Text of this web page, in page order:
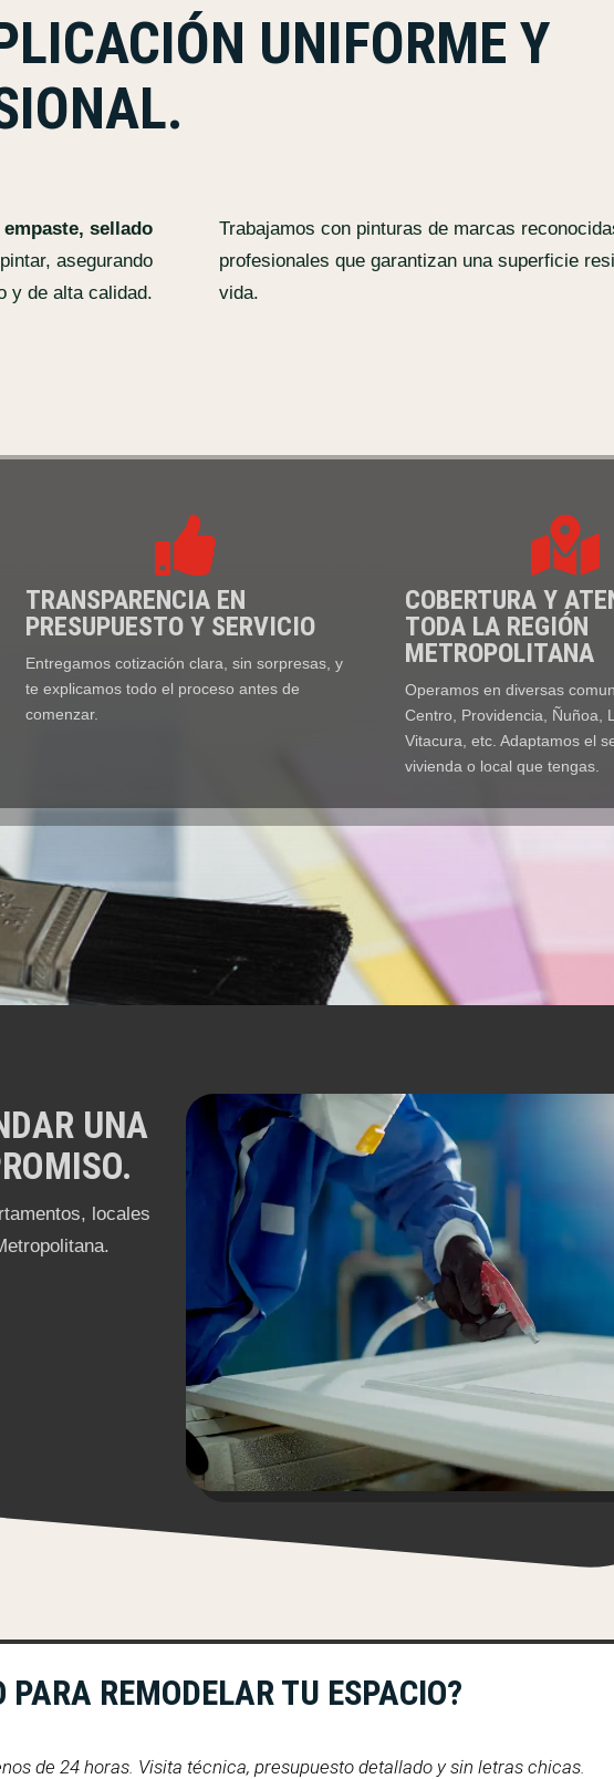
UNIFORME Y
sellado
asegurando
y de alta calidad.
Trabajamos con pinturas de marcas
profesionales que garantizan una superficie
vida.

TRANSPARENCIA EN
PRESUPUESTO Y SERVICIO
Entregamos cotización clara, sin sorpresas, y
te explicamos todo el proceso antes de
comenzar.

COBERTURA Y
TODA LA REGIÓN
METROPOLITANA
Operamos en diversas
Centro, Providencia, Ñuñoa,
Vitacura, etc. Adaptamos el
vivienda o local que tengas.
UNA
locales
PARA REMODELAR TU ESPACIO?
de 24 horas. Visita técnica, presupuesto detallado y sin letras chicas.